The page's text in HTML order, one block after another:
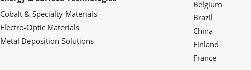
Cobalt & Specialty Materials
Electro-Optic Materials
Metal Deposition Solutions
Belgium
Brazil
China
Finland
France